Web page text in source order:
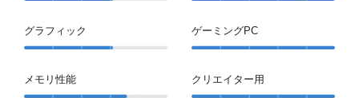
グラフィック
メモリ性能
ゲーミングPC
クリエイター用